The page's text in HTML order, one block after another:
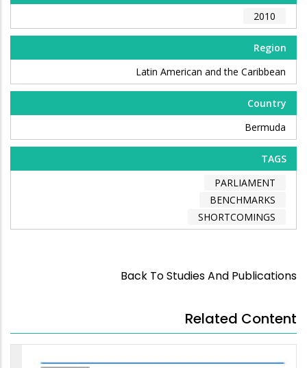
2010
Region
Latin American and the Caribbean
Country
Bermuda
TAGS
PARLIAMENT
BENCHMARKS
SHORTCOMINGS
Back To Studies And Publications
Related Content